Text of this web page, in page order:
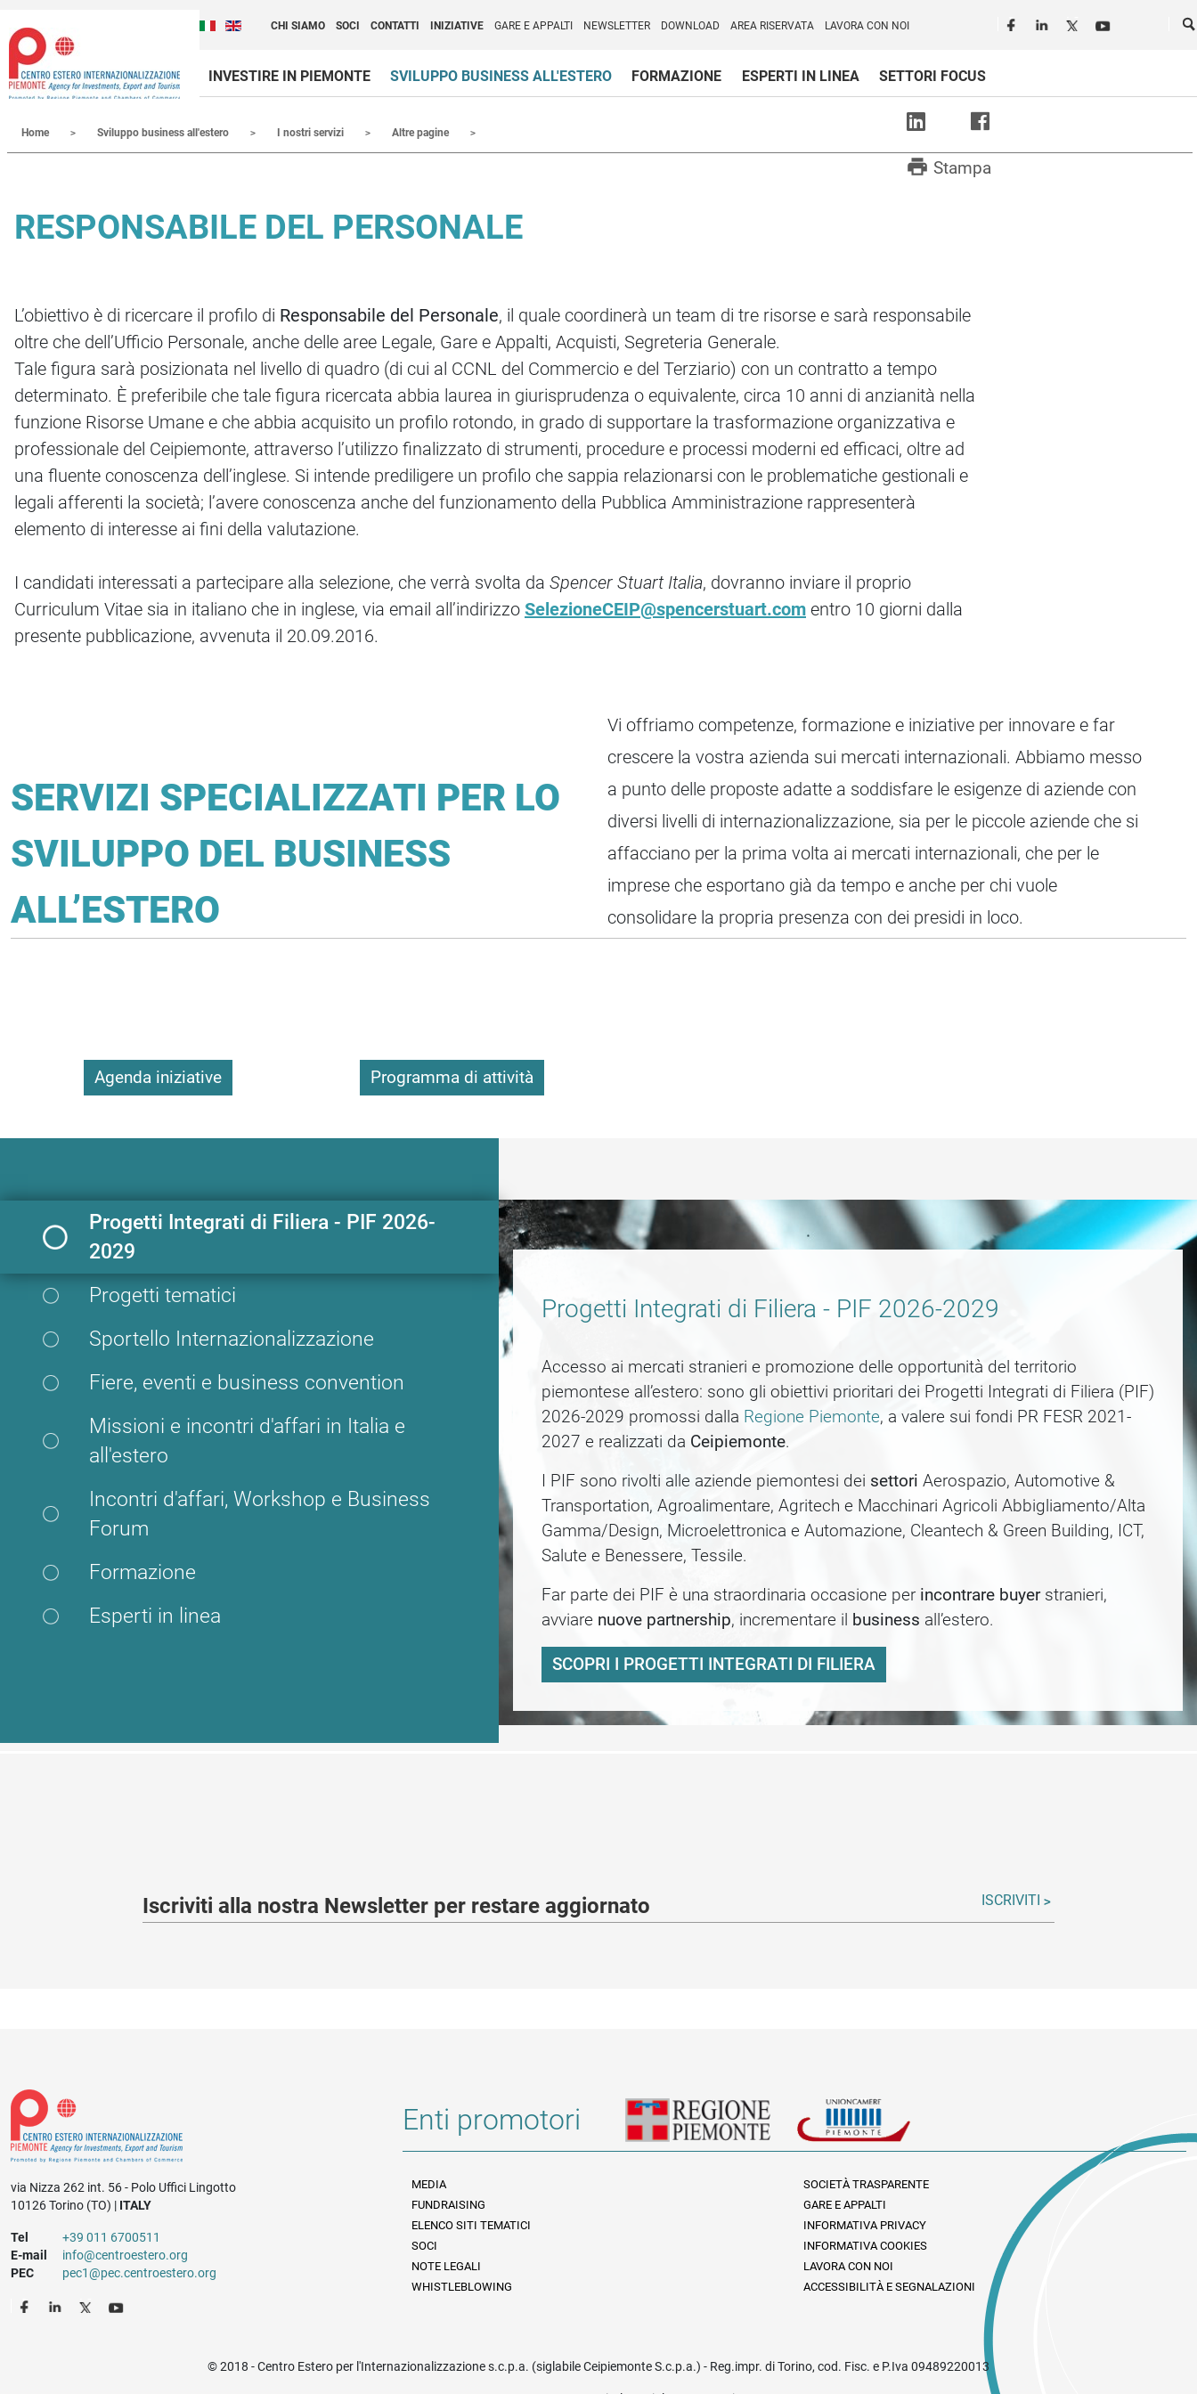
Italiano (Italia)
English (United Kingdom)
CHI SIAMO SOCI CONTATTI INIZIATIVE GARE E APPALTI NEWSLETTER DOWNLOAD AREA RISERVATA LAVORA CON NOI Seguici in rete
INVESTIRE IN PIEMONTE SVILUPPO BUSINESS ALL'ESTERO FORMAZIONE ESPERTI IN LINEA
SETTORI FOCUS
Home Sviluppo business all'estero I nostri servizi Altre pagine
print Stampa
RESPONSABILE DEL PERSONALE
L’obiettivo è di ricercare il profilo di Responsabile del Personale, il quale coordinerà un team di tre risorse e sarà responsabile
oltre che dell’Ufficio Personale, anche delle aree Legale, Gare e Appalti, Acquisti, Segreteria Generale.
Tale figura sarà posizionata nel livello di quadro (di cui al CCNL del Commercio e del Terziario) con un contratto a tempo
determinato. È preferibile che tale figura ricercata abbia laurea in giurisprudenza o equivalente, circa 10 anni di anzianità nella
funzione Risorse Umane e che abbia acquisito un profilo rotondo, in grado di supportare la trasformazione organizzativa e
professionale del Ceipiemonte, attraverso l’utilizzo finalizzato di strumenti, procedure e processi moderni ed efficaci, oltre ad
una fluente conoscenza dell’inglese. Si intende prediligere un profilo che sappia relazionarsi con le problematiche gestionali e
legali afferenti la società; l’avere conoscenza anche del funzionamento della Pubblica Amministrazione rappresenterà
elemento di interesse ai fini della valutazione.
I candidati interessati a partecipare alla selezione, che verrà svolta da Spencer Stuart Italia, dovranno inviare il proprio
Curriculum Vitae sia in italiano che in inglese, via email all’indirizzo SelezioneCEIP@spencerstuart.com entro 10 giorni dalla
presente pubblicazione, avvenuta il 20.09.2016.
SERVIZI SPECIALIZZATI PER LO
SVILUPPO DEL BUSINESS
ALL’ESTERO
Vi offriamo competenze, formazione e iniziative per innovare e far
crescere la vostra azienda sui mercati internazionali. Abbiamo messo
a punto delle proposte adatte a soddisfare le esigenze di aziende con
diversi livelli di internazionalizzazione, sia per le piccole aziende che si
affacciano per la prima volta ai mercati internazionali, che per le
imprese che esportano già da tempo e anche per chi vuole
consolidare la propria presenza con dei presidi in loco.
Agenda iniziative Programma di attività
Progetti Integrati di Filiera - PIF 2026-
2029
Progetti tematici
Sportello Internazionalizzazione
Fiere, eventi e business convention
Missioni e incontri d'affari in Italia e
all'estero
Incontri d'affari, Workshop e Business
Forum
Formazione
Esperti in linea
Progetti Integrati di Filiera - PIF 2026-2029
Accesso ai mercati stranieri e promozione delle opportunità del territorio
piemontese all’estero: sono gli obiettivi prioritari dei Progetti Integrati di Filiera (PIF)
2026-2029 promossi dalla Regione Piemonte, a valere sui fondi PR FESR 2021-
2027 e realizzati da Ceipiemonte.
I PIF sono rivolti alle aziende piemontesi dei settori Aerospazio, Automotive &
Transportation, Agroalimentare, Agritech e Macchinari Agricoli Abbigliamento/Alta
Gamma/Design, Microelettronica e Automazione, Cleantech & Green Building, ICT,
Salute e Benessere, Tessile.
Far parte dei PIF è una straordinaria occasione per incontrare buyerstranieri,
avviare nuove partnership, incrementare il business all’estero.
SCOPRI I PROGETTI INTEGRATI DI FILIERA
Iscriviti alla nostra Newsletter per restare aggiornato ISCRIVITI
via Nizza 262 int. 56 - Polo Uffici Lingotto
10126 Torino (TO) | ITALY
Tel
+39 011 6700511
E-mail
info@centroestero.org
PEC
pec1@pec.centroestero.org
Enti promotori
Informazioni legali e trasparenza
MEDIA
SOCIETÀ TRASPARENTE
FUNDRAISING
GARE E APPALTI
ELENCO SITI TEMATICI
INFORMATIVA PRIVACY
SOCI
INFORMATIVA COOKIES
NOTE LEGALI
LAVORA CON NOI
WHISTLEBLOWING
ACCESSIBILITÀ E SEGNALAZIONI
© 2018 - Centro Estero per l'Internazionalizzazione s.c.p.a. (siglabile Ceipiemonte S.c.p.a.) - Reg.impr. di Torino, cod. Fisc. e P.Iva 09489220013